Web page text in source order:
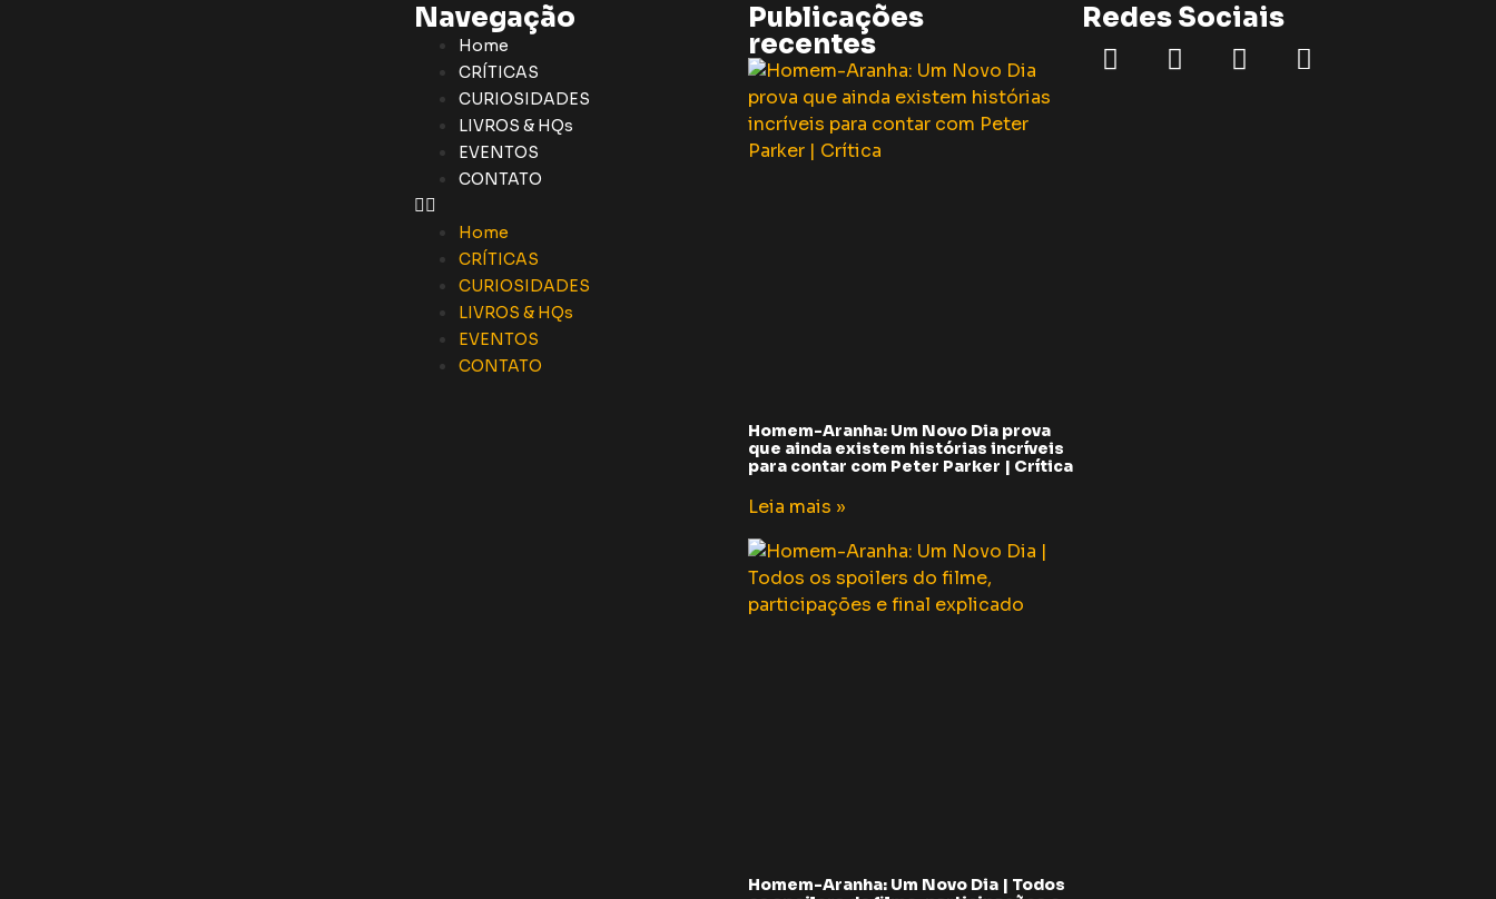
Navegação
Home
CRÍTICAS
CURIOSIDADES
LIVROS & HQs
EVENTOS
CONTATO
Home
CRÍTICAS
CURIOSIDADES
LIVROS & HQs
EVENTOS
CONTATO
Publicações
recentes
Homem-Aranha: Um Novo Dia prova
que ainda existem histórias incríveis
para contar com Peter Parker | Crítica
Leia mais »
Homem-Aranha: Um Novo Dia | Todos
Redes Sociais